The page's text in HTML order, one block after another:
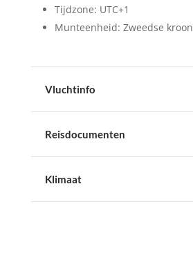
Tijdzone: UTC+1
Munteenheid: Zweedse kroon
Vluchtinfo
Reisdocumenten
Klimaat